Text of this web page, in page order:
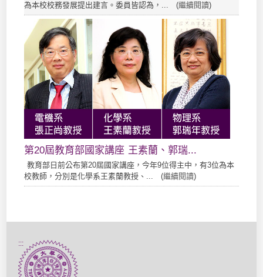
為本校校務發展提出建言。委員皆認為，... (繼續閱讀)
第20屆教育部國家講座 王素蘭、郭瑞...
教育部日前公布第20屆國家講座，今年9位得主中，有3位為本
校教師，分別是化學系王素蘭教授、... (繼續閱讀)
:::